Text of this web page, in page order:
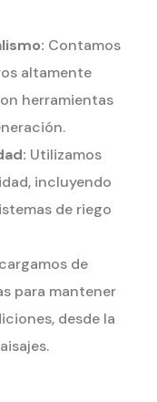
Contamos
altamente
herramientas
Utilizamos
incluyendo
de riego
de
para mantener
desde la